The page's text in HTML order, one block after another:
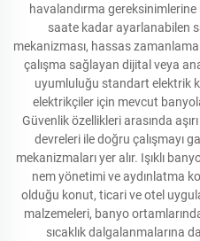
havalandırma
saate kadar ayarlanabilen
mekanizması, hassas
çalışma sağlayan dijital veya
uyumluluğu standart elektrik
elektrikçiler için mevcut
Güvenlik özellikleri arasında
devreleri ile doğru çalışmayı
mekanizmaları yer alır. Işıklı
nem yönetimi ve aydınlatma
olduğu konut, ticari ve otel
malzemeleri, banyo
sıcaklık dalgalanmalarına